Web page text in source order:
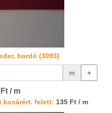
bordó (3093)
m +
/ m
kosárért. felett: 135 Ft / m